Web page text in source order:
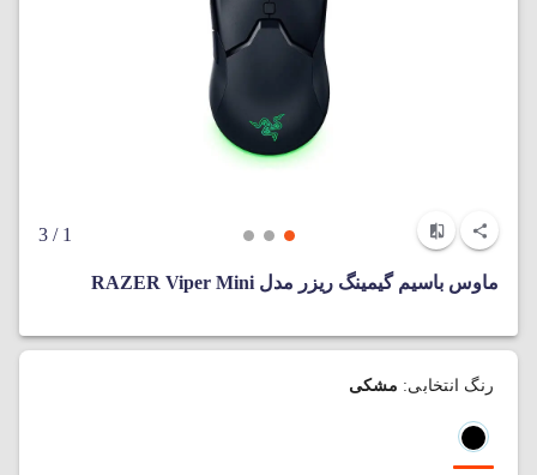
1
/ 3
ماوس باسیم گیمینگ ریزر مدل RAZER Viper Mini
رنگ انتخابی: مشکی